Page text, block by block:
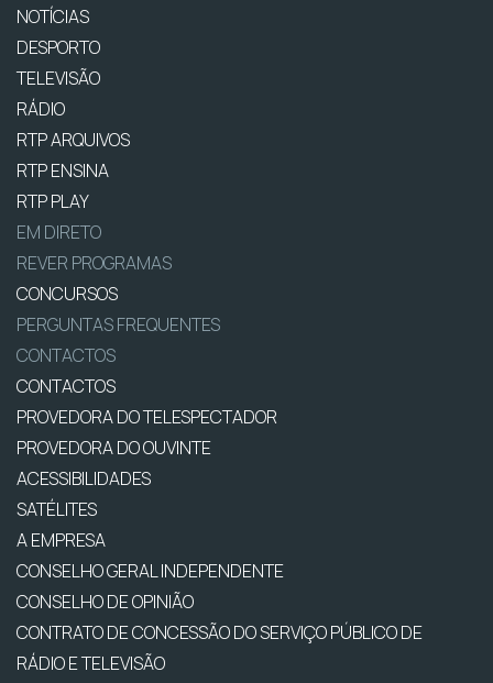
NOTÍCIAS
DESPORTO
TELEVISÃO
RÁDIO
RTP ARQUIVOS
RTP ENSINA
RTP PLAY
EM DIRETO
REVER PROGRAMAS
CONCURSOS
PERGUNTAS FREQUENTES
CONTACTOS
CONTACTOS
PROVEDORA DO TELESPECTADOR
PROVEDORA DO OUVINTE
ACESSIBILIDADES
SATÉLITES
A EMPRESA
CONSELHO GERAL INDEPENDENTE
CONSELHO DE OPINIÃO
CONTRATO DE CONCESSÃO DO SERVIÇO PÚBLICO DE
RÁDIO E TELEVISÃO